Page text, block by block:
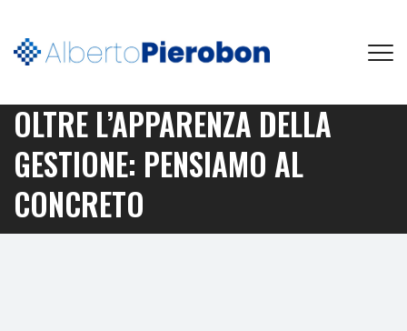
OLTRE L’APPARENZA DELLA
GESTIONE: PENSIAMO AL
CONCRETO